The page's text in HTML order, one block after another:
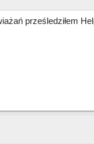
prześledziłem